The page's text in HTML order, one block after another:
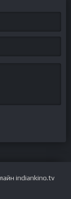
indiankino.tv